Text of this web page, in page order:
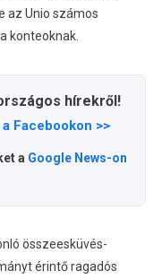
az Unio számos
konteoknak.
hírekről!
Facebookon >>
a Google News-on
összeesküvés-
érintő ragadós